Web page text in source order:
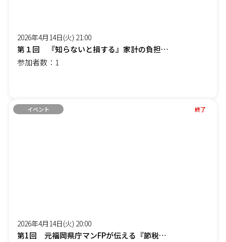
2026年4月14日(火) 21:00
第１回 『知らないと損する』家計の負担を減らす「賢約(けんやく)サポート」オンラインセミナー
参加者数：1
イベント 終了
2026年4月14日(火) 20:00
第1回 元福岡県庁マンFPが伝える『節税しながら社長の手取りを増やす』オンラインセミナー